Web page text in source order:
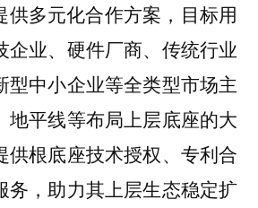
供多元化合作方案，目标用
企业、硬件厂商、传统行业
型中小企业等全类型市场主
地平线等布局上层底座的大
供根底座技术授权、专利合
务，助力其上层生态稳定扩